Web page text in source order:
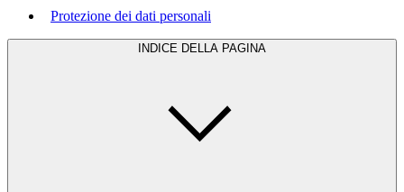
Protezione dei dati personali
INDICE DELLA PAGINA